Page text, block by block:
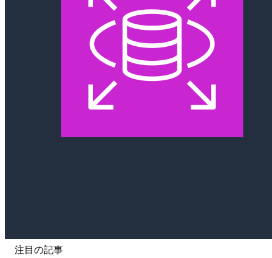
注目の記事